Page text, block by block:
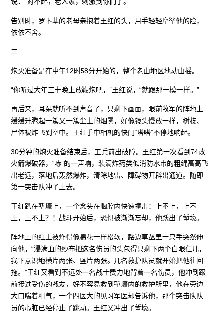
告别时，罗卜基的老母亲抱着王红的头，用手轻轻摩挲他的脸，
依依不舍。
三
炮火准备是在中午12时58分开始的，整个老山地区地动山摇。
“你听过大年三十晚上放鞭炮吧，”王红说，“就跟那一模一样。”
再后来，耳朵就听不到声音了，只剩下画面，眼前敌军的阵地上
缓缓升腾起一簇又一簇尘土的烟雾，好像镜头慢放一样，树枝、
尸体被炸飞到空中。王红手中相机的快门“嗒嗒”不停地响起。
30分钟的炮火准备结束后，工兵前出破障。王红第一次看到74改
火箭爆破器，“哧”的一声响，装满炸药类似消防水带的粗绳高高飞
出老远，落地后轰然爆炸，清除地雷、障碍物开辟出通道。随即
第一突击队冲了上去。
王红趴在堑壕上，一个念头在胸腔内快速撞击：上不上，上不
上，上不上？！战斗开始后，恐惧被渐渐忘却，他跃出了堑壕。
阵地上的红土被炸得像棉花一样松软，路边草丛里一只手突然伸
向他，“浸满血的纱布把这名伤员的头包得只剩下两个白眼仁儿，
我下意识地横片两张、竖片两张。几名救护队员就开始把他往回
拖。”王红又看到不远处一名战士费力地背着一名伤员，他冲到跟
前接过受伤的战友，好不容易救到堑壕内的救护所里，他在旁边
大口喘着粗气，一个四医大的见习军医却告诉他，那个突击队队
员的心脏已经停止了跳动。王红又冲出了堑壕。